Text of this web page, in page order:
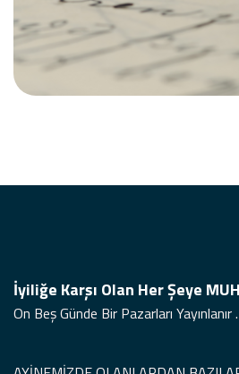
İyiliğe Karşı Olan Her Şeye
On Beş Günde Bir Pazarları Yayınlanır .